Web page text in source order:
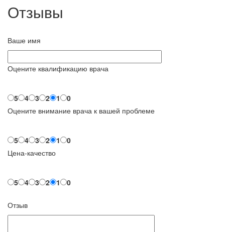
Отзывы
Ваше имя
Оцените квалификацию врача
5 4 3 2 1
0
Оцените внимание врача к вашей проблеме
5 4 3 2 1
0
Цена-качество
5 4 3 2 1 0
Отзыв